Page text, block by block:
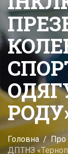
Головна Про
ДПТНЗ